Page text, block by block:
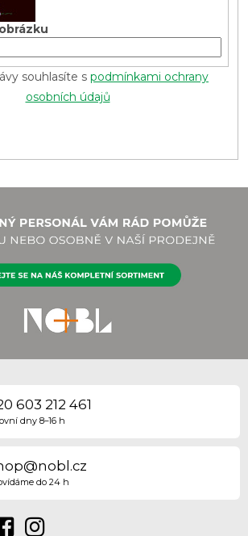
souhlasíte s podmínkami ochrany
osobních údajů
603 212 461
dny 8–16 h
do 24 h